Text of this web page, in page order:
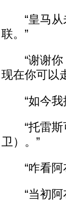
“皇马从
联。”
“谢谢你
现在你可以
“如今我挺
“托雷斯
卫）。”
“咋看阿
“当初阿